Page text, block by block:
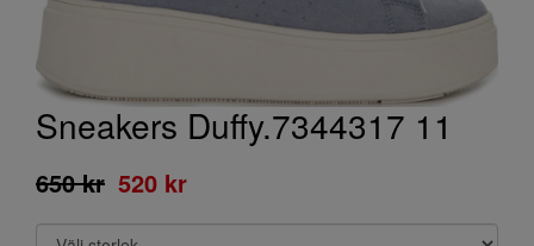
Sneakers Duffy.7344317 11
650 kr 520 kr